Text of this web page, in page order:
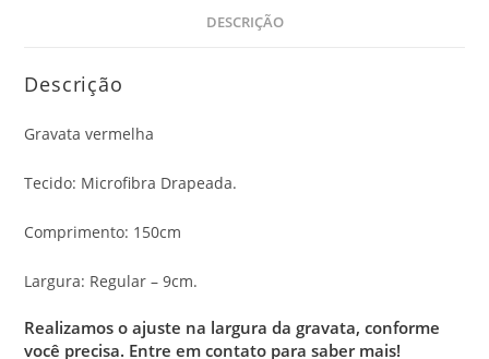
DESCRIÇÃO
Descrição
Gravata vermelha
Tecido: Microfibra Drapeada.
Comprimento: 150cm
Largura: Regular – 9cm.
Realizamos o ajuste na largura da gravata, conforme
você precisa. Entre em contato para saber mais!